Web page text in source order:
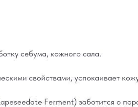
себума, кожного сала.
свойствами, успокаивает
Ferment) заботится о